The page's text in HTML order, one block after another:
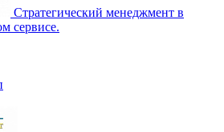
Стратегический менеджмент в
сервисе.